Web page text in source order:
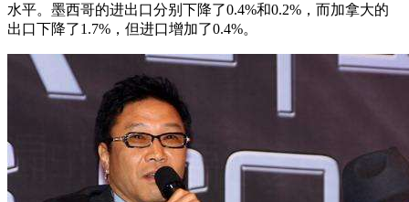
水平。墨西哥的进出口分别下降了0.4%和0.2%，而加拿大的
出口下降了1.7%，但进口增加了0.4%。